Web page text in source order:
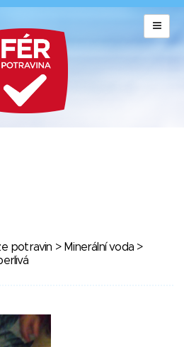
potravin > Minerální voda >